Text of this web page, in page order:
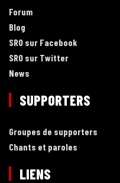
Forum
Blog
SRO sur Facebook
SRO sur Twitter
News
SUPPORTERS
Groupes de supporters
Chants et paroles
LIENS